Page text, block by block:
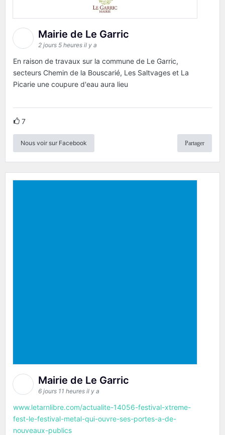
Mairie de Le Garric
2 jours 5 heures il y a
En raison de travaux sur la commune de Le Garric,
secteurs Chemin de la Bouscarié, Les Saltvages et La
Picarie une coupure d'eau aura lieu
7
Nous voir sur Facebook Partager
Mairie de Le Garric
6 jours 11 heures il y a
www.letarnlibre.com/actualite-14056-festival-xtreme-
fest-le-festival-metal-qui-ouvre-ses-portes-a-de-
nouveaux-publics